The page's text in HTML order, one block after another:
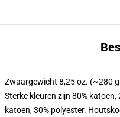
Zwaargewicht 8,25 oz. (~280
Sterke kleuren zijn 80%
katoen, 30% polyester.